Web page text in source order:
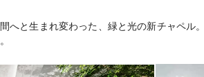
へと生まれ変わった、緑と光の新チャペル